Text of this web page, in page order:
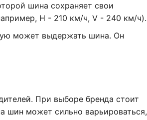
шина сохраняет свои
H - 210 км/ч, V - 240 км/ч).
может выдержать шина. Он
При выборе бренда стоит
шин может сильно варьироваться,